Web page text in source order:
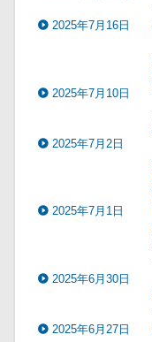
2025年7月16日
2025年7月10日
2025年7月2日
2025年7月1日
2025年6月30日
2025年6月27日